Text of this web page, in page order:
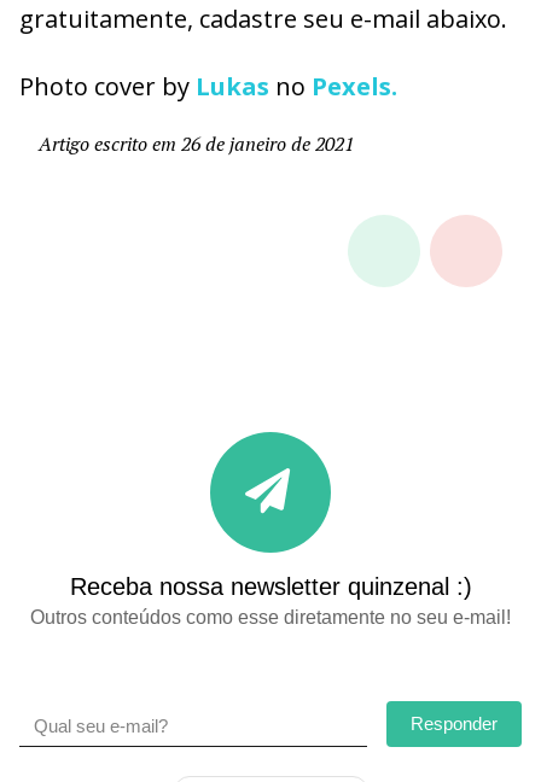
gratuitamente, cadastre seu e-mail abaixo.
Photo cover by Lukas no Pexels.
Artigo escrito em 26 de janeiro de 2021
Receba nossa newsletter quinzenal :)
Outros conteúdos como esse diretamente no seu e-mail!
Responder